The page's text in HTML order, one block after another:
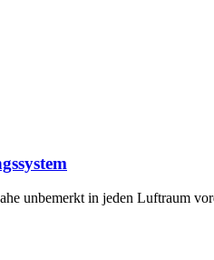
unbemerkt in jeden Luftraum